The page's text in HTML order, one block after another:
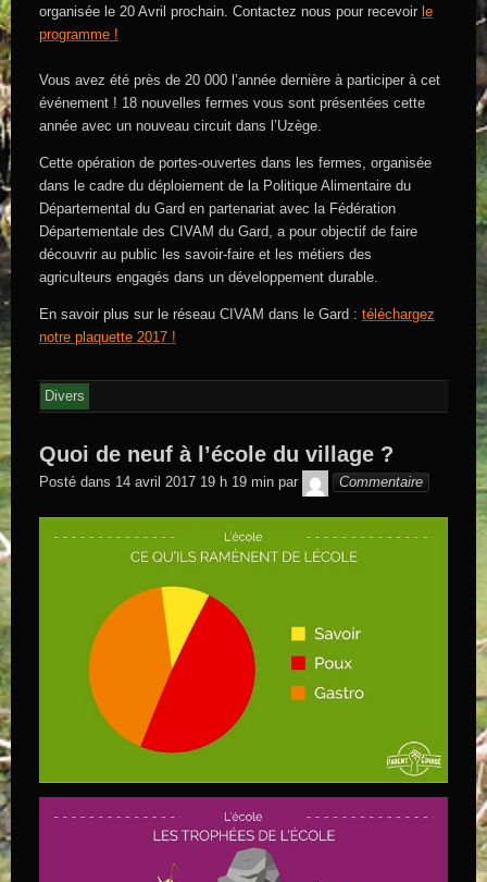
organisée le 20 Avril prochain. Contactez nous pour recevoir le
programme !
Vous avez été près de 20 000 l’année dernière à participer à cet
événement ! 18 nouvelles fermes vous sont présentées cette
année avec un nouveau circuit dans l’Uzège.
Cette opération de portes-ouvertes dans les fermes, organisée
dans le cadre du déploiement de la Politique Alimentaire du
Départemental du Gard en partenariat avec la Fédération
Départementale des CIVAM du Gard, a pour objectif de faire
découvrir au public les savoir-faire et les métiers des
agriculteurs engagés dans un développement durable.
En savoir plus sur le réseau CIVAM dans le Gard : téléchargez
notre plaquette 2017 !
Divers
Quoi de neuf à l’école du village ?
Posté dans 14 avril 2017 19 h 19 min par
GEGE DE
SAINTAND
Commentaire